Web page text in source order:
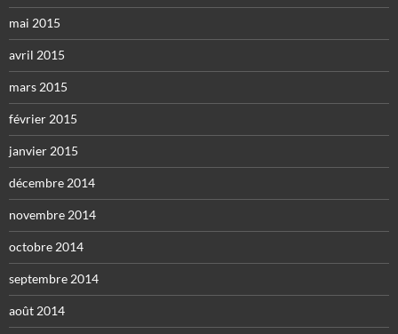
mai 2015
avril 2015
mars 2015
février 2015
janvier 2015
décembre 2014
novembre 2014
octobre 2014
septembre 2014
août 2014